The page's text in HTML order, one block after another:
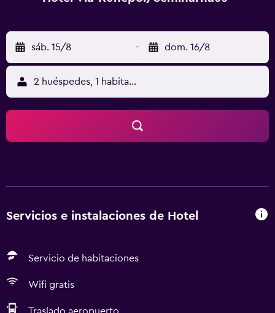
sáb. 15/8 - dom. 16/8
2 huéspedes, 1 habitación
Servicios e instalaciones de Hotel
Servicio de habitaciones
Wifi gratis